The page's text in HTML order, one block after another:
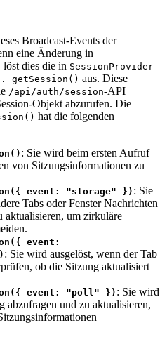
Broadcast-Events der
eine Änderung in
dies die in SessionProvider
aus. Diese
/api/auth/session-API
Objekt abzurufen. Die
hat die folgenden
: Sie wird beim ersten Aufruf
von Sitzungsinformationen zu
event: "storage" }) : Sie
Tabs oder Fenster Nachrichten
aktualisieren, um zirkuläre
event:
: Sie wird ausgelöst, wenn der Tab
ob die Sitzung aktualisiert
event: "poll" }) : Sie wird
abzufragen und zu aktualisieren,